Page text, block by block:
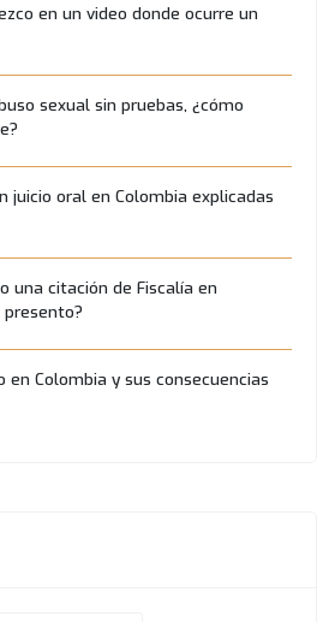
en un video donde ocurre un
sexual sin pruebas, ¿cómo
juicio oral en Colombia explicadas
una citación de Fiscalía en
en Colombia y sus consecuencias